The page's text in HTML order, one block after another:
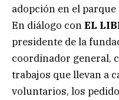
adopción en el parque
En diálogo conEL
presidente de la
coordinador general,
trabajos que llevan a
voluntarios, los